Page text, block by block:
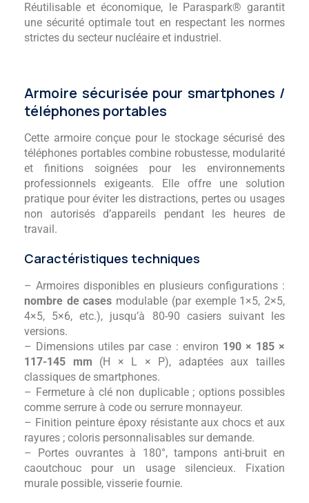
Réutilisable et économique, le Paraspark® garantit
une sécurité optimale tout en respectant les normes
strictes du secteur nucléaire et industriel.
Armoire sécurisée pour smartphones /
téléphones portables
Cette armoire conçue pour le stockage sécurisé des
téléphones portables combine robustesse, modularité
et finitions soignées pour les environnements
professionnels exigeants. Elle offre une solution
pratique pour éviter les distractions, pertes ou usages
non autorisés d’appareils pendant les heures de
travail.
Caractéristiques techniques
– Armoires disponibles en plusieurs configurations :
nombre de cases modulable (par exemple 1×5, 2×5,
4×5, 5×6, etc.), jusqu’à 80-90 casiers suivant les
versions.
– Dimensions utiles par case : environ 190 × 185 ×
117-145 mm (H × L × P), adaptées aux tailles
classiques de smartphones.
– Fermeture à clé non duplicable ; options possibles
comme serrure à code ou serrure monnayeur.
– Finition peinture époxy résistante aux chocs et aux
rayures ; coloris personnalisables sur demande.
– Portes ouvrantes à 180°, tampons anti-bruit en
caoutchouc pour un usage silencieux. Fixation
murale possible, visserie fournie.